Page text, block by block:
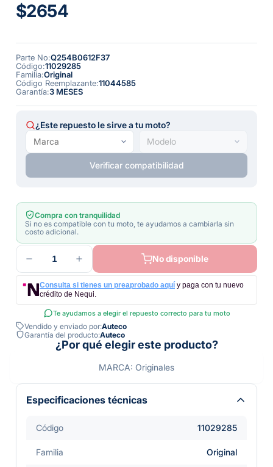
$2654
Parte No:Q254B0612F37
Código:11029285
Familia:Original
Código Reemplazante:11044585
Garantía:3 MESES
¿Este repuesto le sirve a tu moto?
Verificar compatibilidad
Compra con tranquilidad
Si no es compatible con tu moto, te ayudamos a cambiarla sin
costo adicional.
1 No disponible
Consulta si tienes un preaprobado aquí y paga con tu nuevo
crédito de Nequi.
Te ayudamos a elegir el repuesto correcto para tu moto
Vendido y enviado por:Auteco
Garantía del producto:Auteco
¿Por qué elegir este producto?
MARCA: Originales
Especificaciones técnicas
Código 11029285
Familia Original